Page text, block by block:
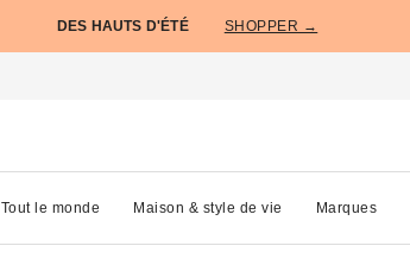
DES HAUTS D'ÉTÉ SHOPPER →
Tout le monde Maison & style de vie Marques